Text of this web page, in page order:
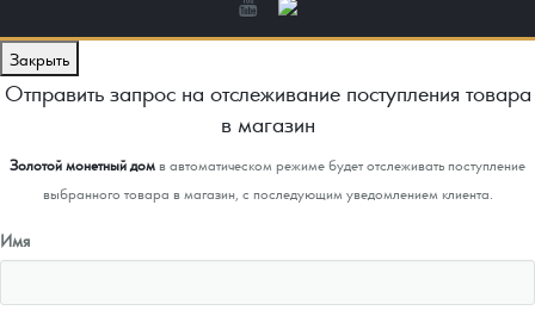
Закрыть
Отправить запрос на отслеживание поступления товара
в магазин
Золотой монетный домв автоматическом режиме будет отслеживать поступление
выбранного товара в магазин, с последующим уведомлением клиента.
Имя